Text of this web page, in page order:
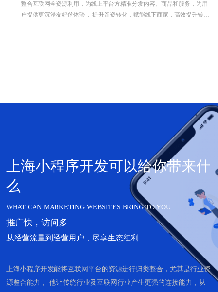
整合互联网全资源利用，为线上平台方精准分发内容、商品和服务，为用
户提供更沉浸友好的体验， 提升留资转化，赋能线下商家，高效提升转
上海小程序开发可以给你带来什
么
WHAT CAN MARKETING WEBSITES BRING TO YOU
推广快，访问多
从经营流量到经营用户，尽享生态红利
上海小程序开发能将互联网平台的资源进行归类整合，尤其是行业资
源整合能力， 他让传统行业及互联网行业产生更强的连接能力，从